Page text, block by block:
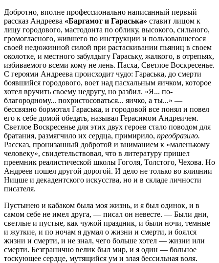
Добротно, вполне профессионально написанный первый
рассказ Андреева «Баргамот и Гараська» ставит лицом к
лицу городового, мастодонта по облику, высокого, сильного,
громогласного, жившего по инструкции и пользовавшегося
своей недюжинной силой при растаскивании пьяниц в своем
околотке, и местного забулдыгу Гараську, жалкого, в отрепьях,
избиваемого всеми кому не лень. Пасха, Светлое Воскресенье.
С героями Андреева происходит чудо: Гараська, до смерти
боявшийся городового, воет над пасхальным яичком, которое
хотел вручить своему недругу, но разбил. «Я... по-
благородному... похристосоваться... яичко, а ты...» —
бессвязно бормотал Гараська, и городовой все понял и повел
его к себе домой обедать, называл Герасимом Андреичем.
Светлое Воскресенье для этих двух героев стало поводом для
братания, размягчило их сердца, примирило, преобразило.
Рассказ, пронизанный добротой и вниманием к «маленькому
человеку», свидетельствовал, что в литературу пришел
преемник реалистической школы Гоголя, Толстого, Чехова. Но
Андреев пошел другой дорогой. И дело не только во влиянии
Ницше и декадентского искусства, но и в складе личности
писателя.
Пустынею и кабаком была моя жизнь, и я был одинок, и в
самом себе не имел друга, — писал он невесте. — Были дни,
светлые и пустые, как чужой праздник, и были ночи, темные
и жуткие, и по ночам я думал о жизни и смерти, и боялся
жизни и смерти, и не знал, чего больше хотел — жизни или
смерти. Безгранично велик был мир, и я один — больное
тоскующее сердце, мутящийся ум и злая бессильная воля.